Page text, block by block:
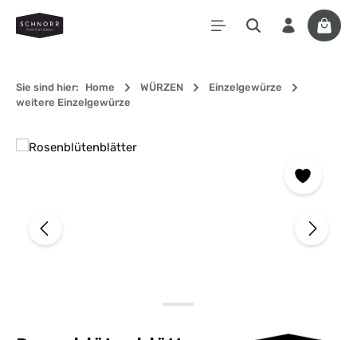
Zum Hauptinhalt springen
Sie sind hier: Home WÜRZEN
Einzelgewürze
weitere Einzelgewürze
Bildergalerie überspringen